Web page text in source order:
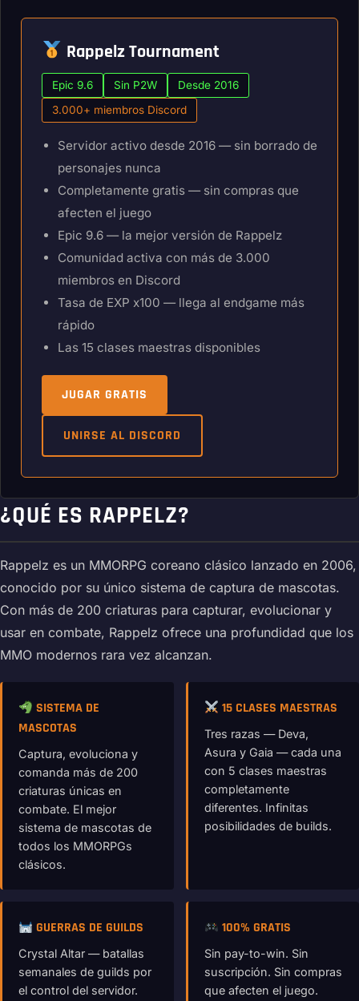
Rappelz Tournament
Epic 9.6 Sin P2W
Desde 2016
3.000+ miembros Discord
Servidor activo desde 2016 — sin borrado de
personajes nunca
Completamente gratis — sin compras que
afecten el juego
Epic 9.6 — la mejor versión de Rappelz
Comunidad activa con más de 3.000
miembros en Discord
Tasa de EXP x100 — llega al endgame más
rápido
Las 15 clases maestras disponibles
JUGAR GRATIS
UNIRSE AL DISCORD
¿QUÉ ES RAPPELZ?
Rappelz es un MMORPG coreano clásico lanzado en 2006,
conocido por su único sistema de captura de mascotas.
Con más de 200 criaturas para capturar, evolucionar y
usar en combate, Rappelz ofrece una profundidad que los
MMO modernos rara vez alcanzan.
SISTEMA DE
MASCOTAS
Captura, evoluciona y
comanda más de 200
criaturas únicas en
combate. El mejor
sistema de mascotas de
todos los MMORPGs
clásicos.
15 CLASES MAESTRAS
Tres razas — Deva,
Asura y Gaia — cada una
con 5 clases maestras
completamente
diferentes. Infinitas
posibilidades de builds.
GUERRAS DE GUILDS
Crystal Altar — batallas
semanales de guilds por
el control del servidor.
100% GRATIS
Sin pay-to-win. Sin
suscripción. Sin compras
que afecten el juego.